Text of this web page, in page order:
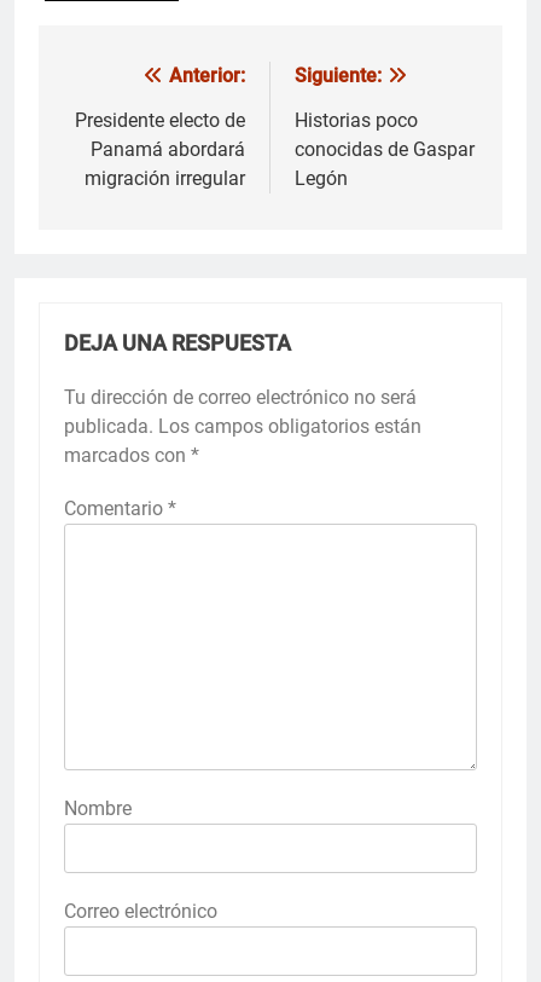
Navegación
de
entradas
Anterior:
Presidente electo de
Panamá abordará
migración irregular
Siguiente:
Historias poco
conocidas de Gaspar
Legón
DEJA UNA RESPUESTA
Tu dirección de correo electrónico no será
publicada. Los campos obligatorios están
marcados con *
Comentario *
Nombre
Correo electrónico